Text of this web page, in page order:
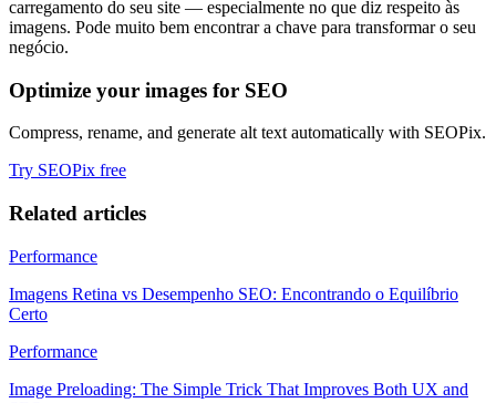
carregamento do seu site — especialmente no que diz respeito às
imagens. Pode muito bem encontrar a chave para transformar o seu
negócio.
Optimize your images for SEO
Compress, rename, and generate alt text automatically with SEOPix.
Try SEOPix free
Related articles
Performance
Imagens Retina vs Desempenho SEO: Encontrando o Equilíbrio
Certo
Performance
Image Preloading: The Simple Trick That Improves Both UX and